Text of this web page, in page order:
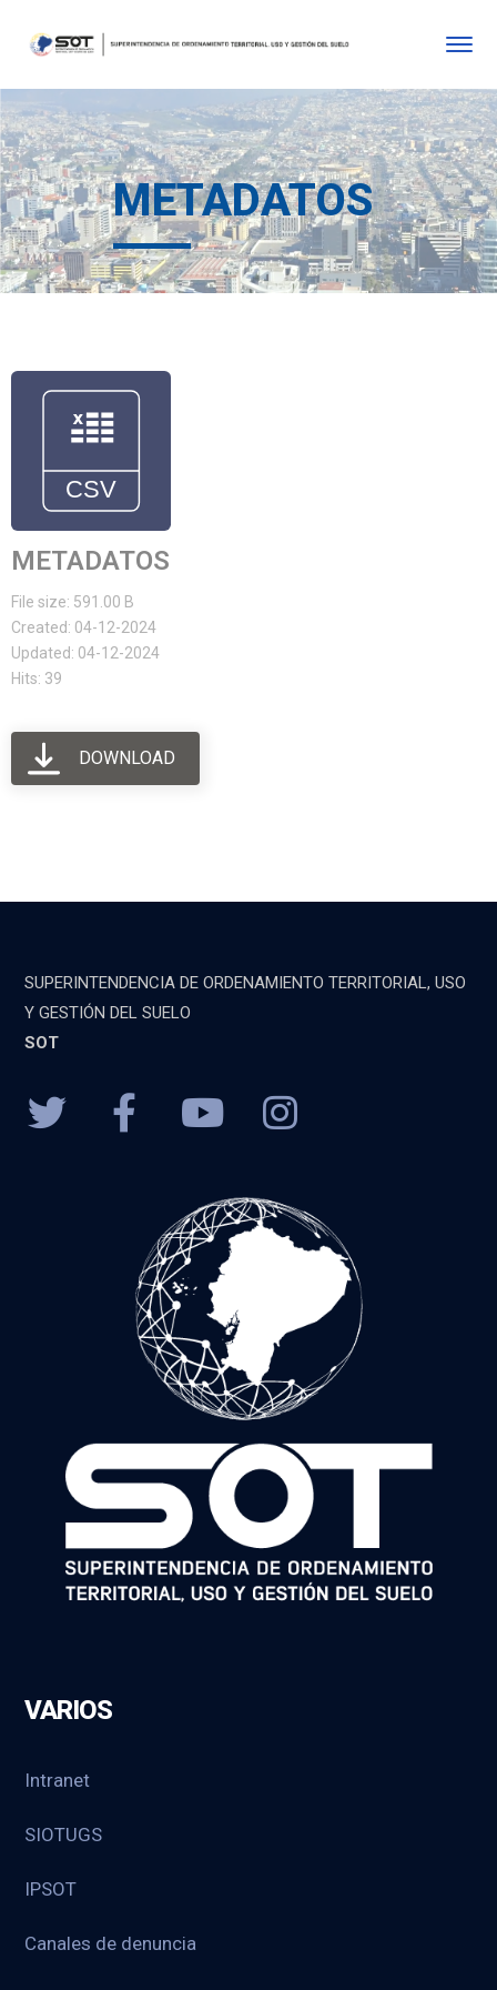
METADATOS
METADATOS
File size: 591.00 B
Created: 04-12-2024
Updated: 04-12-2024
Hits: 39
DOWNLOAD
SUPERINTENDENCIA DE ORDENAMIENTO TERRITORIAL, USO
Y GESTIÓN DEL SUELO
SOT
VARIOS
Intranet
SIOTUGS
IPSOT
Canales de denuncia